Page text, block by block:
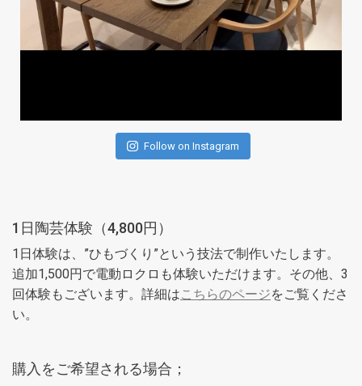
Follow on Instagram
1日陶芸体験（4,800円）
1日体験は、”ひもづくり”という技法で制作いたします。
追加1,500円で電動ロクロも体験いただけます。その他、3
回体験もございます。詳細はこちらのページをご覧くださ
い。
購入をご希望される場合；